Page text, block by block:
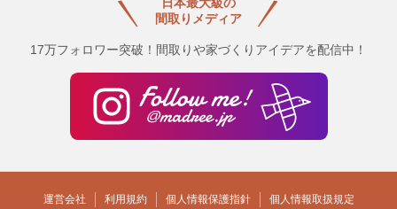
日本最大級の
間取りメディア
17万フォロワー突破！間取りや家づくりアイデアを配信中！
運営会社 利用規約 個人情報保護指針 個人情報取扱規定